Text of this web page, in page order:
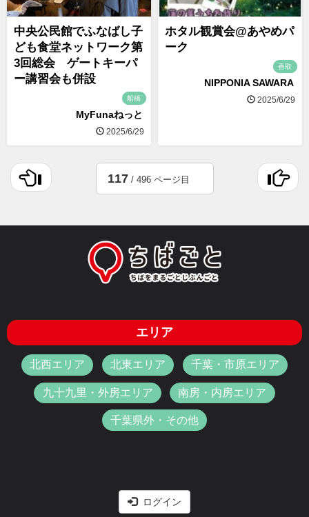
中央公民館でふなばし子
ども食堂ネットワーク第
3回総会 ゲートキーパ
ー講習会も併設
船橋
MyFunaねっと
2025/6/29
ホタル観賞会@あやめパ
ーク
香取
NIPPONIA SAWARA
2025/6/29
117 / 496 ページ目
エリア
北西エリア 北東エリア 千葉・市原エリア
九十九里・外房エリア 南房・内房エリア
千葉県外・その他
ログイン